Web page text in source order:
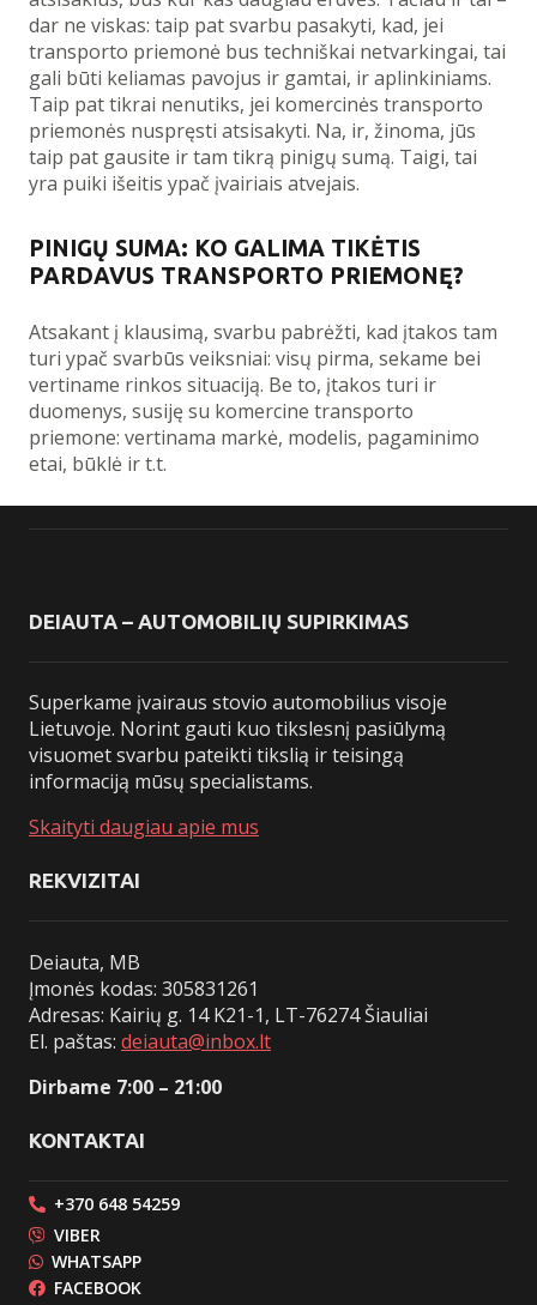
dar ne viskas: taip pat svarbu pasakyti, kad, jei
transporto priemonė bus techniškai netvarkingai, tai
gali būti keliamas pavojus ir gamtai, ir aplinkiniams.
Taip pat tikrai nenutiks, jei komercinės transporto
priemonės nuspręsti atsisakyti. Na, ir, žinoma, jūs
taip pat gausite ir tam tikrą pinigų sumą. Taigi, tai
yra puiki išeitis ypač įvairiais atvejais.
PINIGŲ SUMA: KO GALIMA TIKĖTIS
PARDAVUS TRANSPORTO PRIEMONĘ?
Atsakant į klausimą, svarbu pabrėžti, kad įtakos tam
turi ypač svarbūs veiksniai: visų pirma, sekame bei
vertiname rinkos situaciją. Be to, įtakos turi ir
duomenys, susiję su komercine transporto
priemone: vertinama markė, modelis, pagaminimo
etai, būklė ir t.t.
DEIAUTA – AUTOMOBILIŲ SUPIRKIMAS
Superkame įvairaus stovio automobilius visoje
Lietuvoje. Norint gauti kuo tikslesnį pasiūlymą
visuomet svarbu pateikti tikslią ir teisingą
informaciją mūsų specialistams.
Skaityti daugiau apie mus
REKVIZITAI
Deiauta, MB
Įmonės kodas: 305831261
Adresas: Kairių g. 14 K21-1, LT-76274 Šiauliai
El. paštas: deiauta@inbox.lt
Dirbame 7:00 – 21:00
KONTAKTAI
+370 648 54259
VIBER
WHATSAPP
FACEBOOK